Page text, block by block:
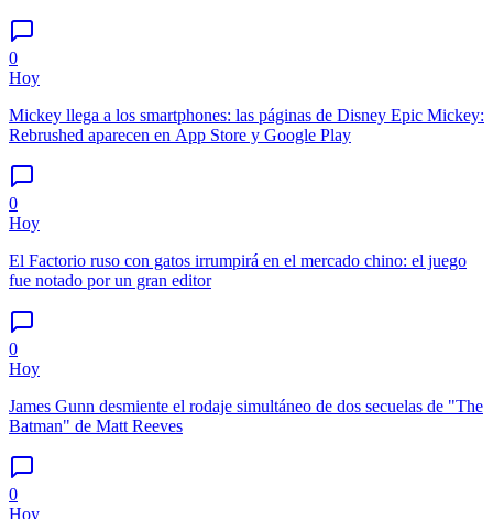
0
Hoy
Mickey llega a los smartphones: las páginas de Disney Epic Mickey:
Rebrushed aparecen en App Store y Google Play
0
Hoy
El Factorio ruso con gatos irrumpirá en el mercado chino: el juego
fue notado por un gran editor
0
Hoy
James Gunn desmiente el rodaje simultáneo de dos secuelas de "The
Batman" de Matt Reeves
0
Hoy